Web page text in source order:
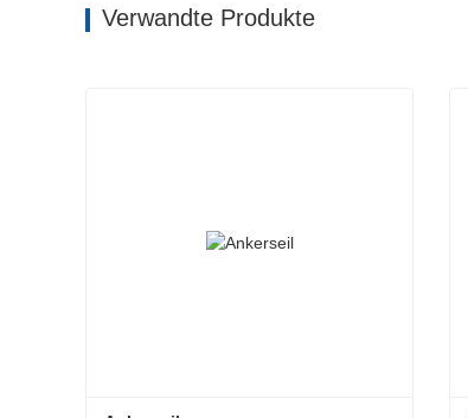
Verwandte Produkte